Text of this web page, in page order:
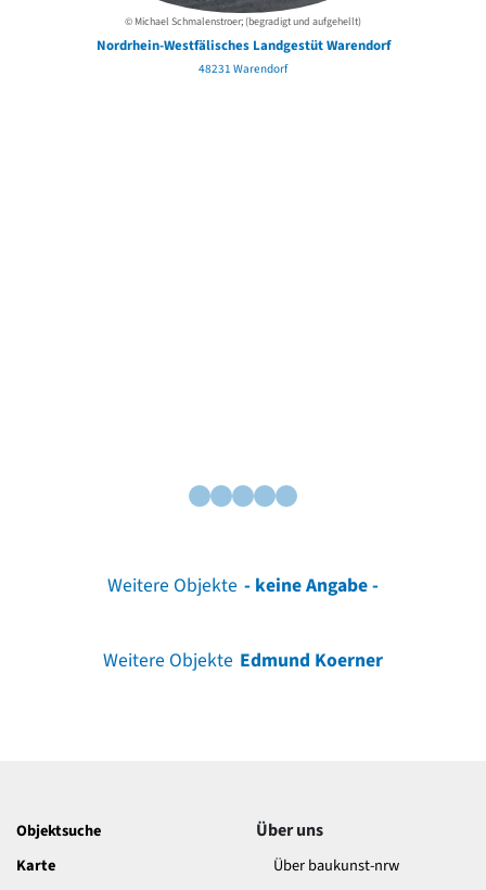
© Michael Schmalenstroer; (begradigt und aufgehellt)
Nordrhein-Westfälisches Landgestüt Warendorf
48231 Warendorf
Weitere Objekte - keine Angabe -
Weitere Objekte Edmund Koerner
Objektsuche
Karte
Über uns
Über baukunst-nrw